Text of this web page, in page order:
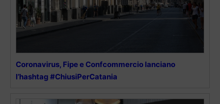
Coronavirus, Fipe e Confcommercio lanciano
l’hashtag #ChiusiPerCatania